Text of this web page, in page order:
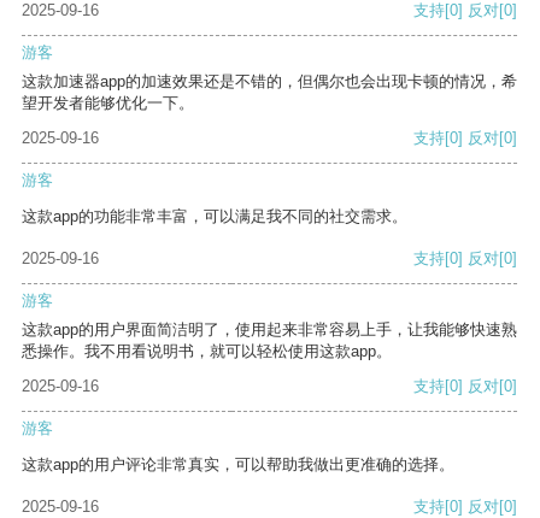
2025-09-16 支持[0] 反对[0]
游客
这款加速器app的加速效果还是不错的，但偶尔也会出现卡顿的情况，希
望开发者能够优化一下。
2025-09-16
支持[0] 反对[0]
游客
这款app的功能非常丰富，可以满足我不同的社交需求。
2025-09-16 支持[0] 反对[0]
游客
这款app的用户界面简洁明了，使用起来非常容易上手，让我能够快速熟
悉操作。我不用看说明书，就可以轻松使用这款app。
2025-09-16
支持[0] 反对[0]
游客
这款app的用户评论非常真实，可以帮助我做出更准确的选择。
2025-09-16 支持[0] 反对[0]